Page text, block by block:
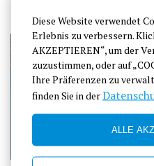
Diese Website verwendet
Erlebnis zu verbessern.
AKZEPTIEREN“, um der
zuzustimmen, oder auf
Ihre Präferenzen zu
finden Sie in der
ALLE